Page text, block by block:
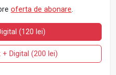
oferta de abonare.
(120 lei)
Digital (200 lei)